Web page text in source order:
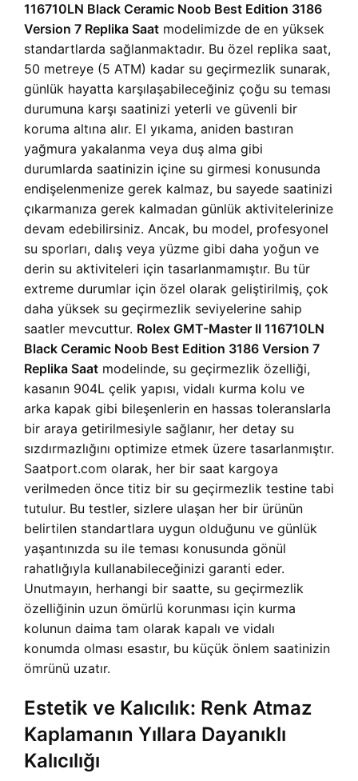
116710LN Black Ceramic Noob Best Edition 3186
Version 7 Replika Saat modelimizde de en yüksek
standartlarda sağlanmaktadır. Bu özel replika saat,
50 metreye (5 ATM) kadar su geçirmezlik sunarak,
günlük hayatta karşılaşabileceğiniz çoğu su teması
durumuna karşı saatinizi yeterli ve güvenli bir
koruma altına alır. El yıkama, aniden bastıran
yağmura yakalanma veya duş alma gibi
durumlarda saatinizin içine su girmesi konusunda
endişelenmenize gerek kalmaz, bu sayede saatinizi
çıkarmanıza gerek kalmadan günlük aktivitelerinize
devam edebilirsiniz. Ancak, bu model, profesyonel
su sporları, dalış veya yüzme gibi daha yoğun ve
derin su aktiviteleri için tasarlanmamıştır. Bu tür
extreme durumlar için özel olarak geliştirilmiş, çok
daha yüksek su geçirmezlik seviyelerine sahip
saatler mevcuttur. Rolex GMT-Master II 116710LN
Black Ceramic Noob Best Edition 3186 Version 7
Replika Saat modelinde, su geçirmezlik özelliği,
kasanın 904L çelik yapısı, vidalı kurma kolu ve
arka kapak gibi bileşenlerin en hassas toleranslarla
bir araya getirilmesiyle sağlanır, her detay su
sızdırmazlığını optimize etmek üzere tasarlanmıştır.
Saatport.com olarak, her bir saat kargoya
verilmeden önce titiz bir su geçirmezlik testine tabi
tutulur. Bu testler, sizlere ulaşan her bir ürünün
belirtilen standartlara uygun olduğunu ve günlük
yaşantınızda su ile teması konusunda gönül
rahatlığıyla kullanabileceğinizi garanti eder.
Unutmayın, herhangi bir saatte, su geçirmezlik
özelliğinin uzun ömürlü korunması için kurma
kolunun daima tam olarak kapalı ve vidalı
konumda olması esastır, bu küçük önlem saatinizin
ömrünü uzatır.
Estetik ve Kalıcılık: Renk Atmaz
Kaplamanın Yıllara Dayanıklı
Kalıcılığı